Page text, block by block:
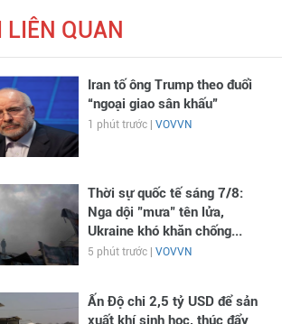
LIÊN QUAN
Iran tố ông Trump theo đuổi
“ngoại giao sân khấu”
1 phút trước | VOVVN
Thời sự quốc tế sáng 7/8:
Nga dội "mưa" tên lửa,
Ukraine khó khăn chống...
5 phút trước | VOVVN
Ấn Độ chi 2,5 tỷ USD để sản
xuất khí sinh học, thúc đẩy